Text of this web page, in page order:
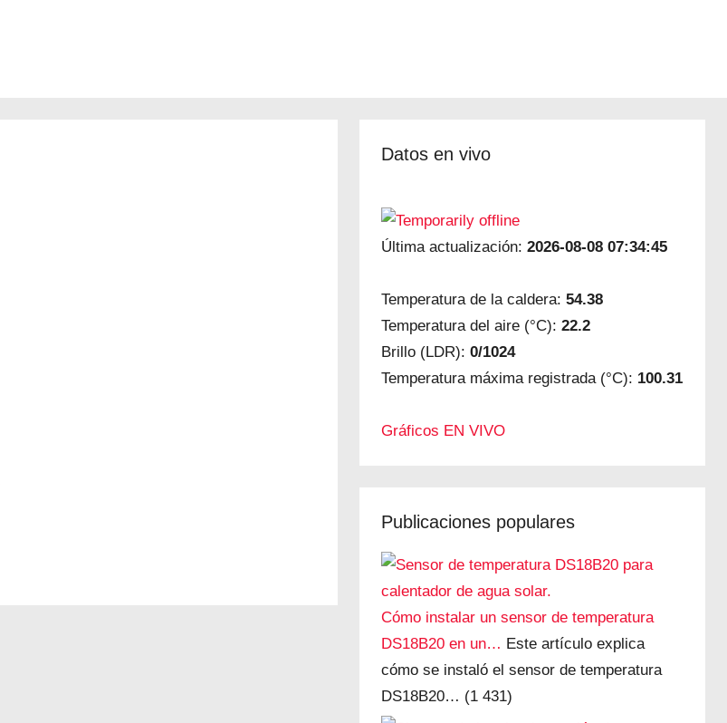
Datos en vivo
Última actualización:2026-08-08 07:34:45
Temperatura de la caldera:54.38
Temperatura del aire (°C):22.2
Brillo (LDR):0/1024
Temperatura máxima registrada (°C): 100.31
Gráficos EN VIVO
Publicaciones populares
Cómo instalar un sensor de temperatura
DS18B20 en un… Este artículo explica
cómo se instaló el sensor de temperatura
DS18B20… (1 431)